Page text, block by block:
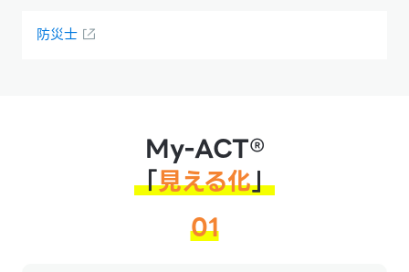
防災士
My-ACT®
「見える化」
01